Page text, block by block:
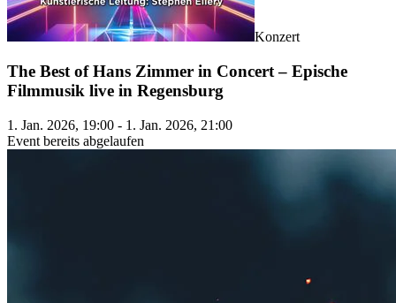
Konzert
The Best of Hans Zimmer in Concert – Epische
Filmmusik live in Regensburg
1. Jan. 2026, 19:00 - 1. Jan. 2026, 21:00
Event bereits abgelaufen